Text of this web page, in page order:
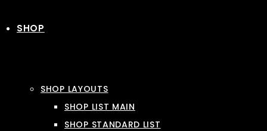
SHOP
SHOP LAYOUTS
SHOP LIST MAIN
SHOP STANDARD LIST